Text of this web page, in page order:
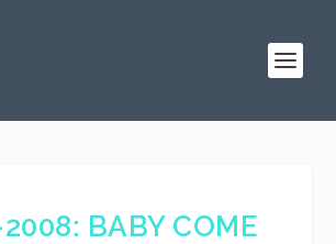
BABY COME